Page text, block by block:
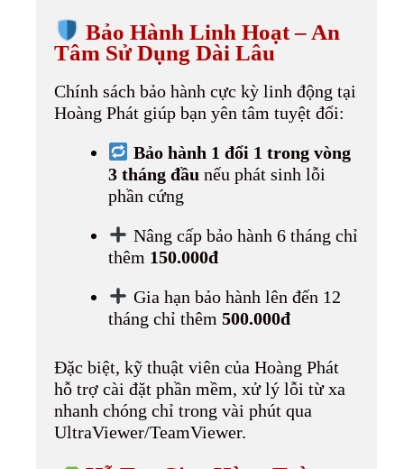
Bảo Hành Linh Hoạt – An
Tâm Sử Dụng Dài Lâu
Chính sách bảo hành cực kỳ linh động tại
Hoàng Phát giúp bạn yên tâm tuyệt đối:
Bảo hành 1 đổi 1 trong vòng
3 tháng đầu nếu phát sinh lỗi
phần cứng
Nâng cấp bảo hành 6 tháng chỉ
thêm 150.000đ
Gia hạn bảo hành lên đến 12
tháng chỉ thêm 500.000đ
Đặc biệt, kỹ thuật viên của Hoàng Phát
hỗ trợ cài đặt phần mềm, xử lý lỗi từ xa
nhanh chóng chỉ trong vài phút qua
UltraViewer/TeamViewer.